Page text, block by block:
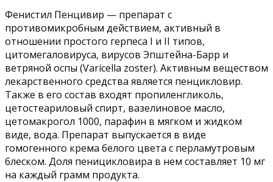
Фенистил Пенцивир — препарат с
противомикробным действием, активный в
отношении простого герпеса I и II типов,
цитомегаловируса, вирусов Эпштейна-Барр и
ветряной оспы (Varicella zoster). Активным веществом
лекарственного средства является пенцикловир.
Также в его состав входят пропиленгликоль,
цетостеариловый спирт, вазелиновое масло,
цетомакрогол 1000, парафин в мягком и жидком
виде, вода. Препарат выпускается в виде
гомогенного крема белого цвета с перламутровым
блеском. Доля пеницикловира в нем составляет 10 мг
на каждый грамм продукта.